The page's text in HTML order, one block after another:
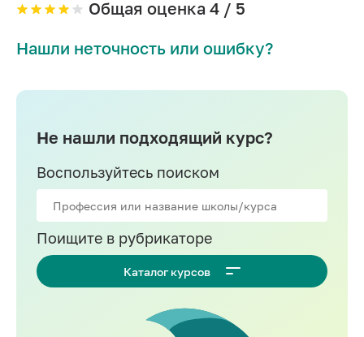
Общая оценка 4/ 5
Нашли неточность или ошибку?
Не нашли подходящий курс?
Воспользуйтесь поиском
Поищите в рубрикаторе
Каталог курсов